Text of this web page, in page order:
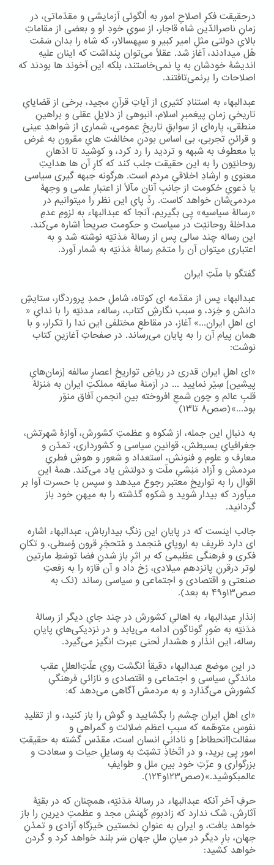
درحقیقت فکرِ اصلاحِ امور به اُلگوئی آزمایشی و مقدّماتی، در
زمانِ ناصرالدّین شاه قاجار، از سویِ خودِ او و بعضی از مقاماتِ
بالایِ دولتی مثلِ امیر کبیر و سپهسالار، که شاه را بدان سَمْت
هُل میدادند، آغاز شد. عقلاً می‌توان پنداشت که اینان علیهِ
اندیشۀ خودشان به پا نمی‌خاستند، بلکه این آخوند ها بودند که
اصلاحات را برنمی‌تافتند.
عبدالبهاء به استنادِ کثیری از آیاتِ قرآنِ مجید، برخی از قضایایِ
تاریخیِ زمانِ پیغمبرِ اسلام، انبوهی از دلایلِ عقلی و براهینِ
منطقی، پاره‌ای از سوابقِ تاریخِ عمومی، شماری از شواهدِ عینی
و قرائنِ تجربی، بی اساس بودنِ مخالفت هایِ مقرون به غرض
یا معطوف به شبهه و تردید را رد کرد، و کوشید تا اذهانِ
روحانیّون را به این حقیقت جلب کند که کارِ آن ها هدایتِ
معنوی و ارشادِ اخلاقیِ مردم است. هرگونه جبهه گیری سیاسی
یا دَعویِ حُکومت از جانبِ آنان مآلاً از اعتبارِ علمی‌ و وجهۀ
مردمی‌شان خواهد کاست. ردِّ پایِ این نظر را میتوانیم در
«رسالۀ سیاسیه» پِی بگیریم، آنجا که عبدالبهاء به لزومِ عدمِ
مداخلۀ روحانیّت در سیاست و حکومت صریحاً اشاره می‌کند.
این رساله چند سالی پس از رسالۀ مَدَتیّه نوشته شد و به
اعتباری میتوان آن را متمّمِ رسالۀ مَدَنیّه به شمار آورد.
گفتگو با ملّتِ ایران
عبدالبهاء پس از مقدّمه ای کوتاه، شاملِ حمدِ پروردگار، ستایشِ
دانش و خِرَد، و سبب نگارشِ کتاب، رسالهء مدنیّه را با ندایِ «
ای اهلِ ایران...» آغاز، در مقاطعِ مختلفی این ندا را تکرار، و با
همان پیام آن را به پایان می‌رساند. در صفحاتِ آغازینِ کتاب
نوشت:
«ای اهلِ ایران قدری در ریاضِ تواریخِ اعصارِ سالفه [زمان‌هایِ
پیشین] سِیْر نمایید ... در اَزمنۀ سابقه مملکتِ ایران به مَنزلۀ
قلبِ عالم و چون شمعِ افروخته بینِ انجمنِ آفاق منوّر
بود...»(صص۸ تا۱۳)
به دنبالِ این جمله، از شکوه و عظمتِ کشورش، آوازۀ شهرتش،
جغرافیایِ بسیطش، قوانینِ سیاسی و کشورداری، تمدّن و
معارف و علوم و فنونش، استعداد و شعور و هوشِ فطریِ
مردمش و آزاد مَنِشیِ ملّت و دولتش یاد می‌کند. همۀ این
اقوال را به تواریخِ معتبر رجوع میدهد و سپس با حسرت آوا بر
میآورد که بیدار شوید و شکوهِ گذشته را به میهنِ خود باز
گردانید.
جالب اینست که در پایانِ این زنگِ بیدارباش، عبدالبهاء اشاره
ای دارد ظریف به اروپایِ مُنجمد و مُتحجّرِ قرون وُسطی، و تکانِ
فکری و فرهنگی عظیمی که بر اثرِ باز شدنِ فضا توسّطِ مارتین
لوتر درقرنِ پانزدهمِ میلادی، رُخ داد و آن قارّه را به رَفعتِ
صنعتی و اقتصادی و اجتماعی و سیاسی رساند (نک به
صص۱۳و۴۹ به بعد).
اِنذارِ عبدالبهاء به اهالیِ کشورش در چند جایِ دیگر از رسالۀ
مَدَنیّه به صُورِ گوناگون ادامه می‌یابد و در نزدیکی‌هایِ پایانِ
رساله، این انذار و هشدار لَحنی عبرت انگیز می‌گیرد.
در این موضع عبدالبهاء دقیقاً انگشت رویِ علّتِ‌العللِ عقب
ماندگیِ سیاسی و اجتماعی و اقتصادی و نازائیِ فرهنگیِ
کشورش می‌گذارد و به مردمش آگاهی می‌دهد که:
«ای اهلِ ایران چشم را بگشایید و گوش را باز کنید، و از تقلیدِ
نفوسِ متوهّمه که سببِ اعظم ضلالت و گمراهی و
سفالت[انحطاط] و نادانیِ انسان است، مقدّس گشته به حقیقتِ
امور پِی برید، و در اتّخاذِ تشبّث به وسایلِ حیات و سعادت و
بزرگواری و عزّتِ خود بینِ ملل و طوایفِ
عالمبکوشید.»(صص۱۲۳و۱۲۴).
حرفِ آخر آنکه عبدالبهاء در رسالۀ مَدَنیّه، همچنان که در بقیّۀ
آثارش، شک ندارد که زادبومِ کُهنش مجد و عظمتِ دیرینِ را باز
خواهد یافت، و ایران به عنوانِ نخستین خیزگاهِ آزادی و تمدّنِ
جهان، بارِ دیگر در میانِ مللِ جهان سَر بلند خواهد کرد و گردن
خواهد کشید: